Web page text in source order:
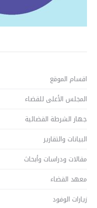
اقسام الموقع
المجلس الأعلى للقضاء
جهاز الشرطة القضائية
البيانات والتقارير
مقالات ودراسات وأبحاث
معهد القضاء
زيارات الوفود